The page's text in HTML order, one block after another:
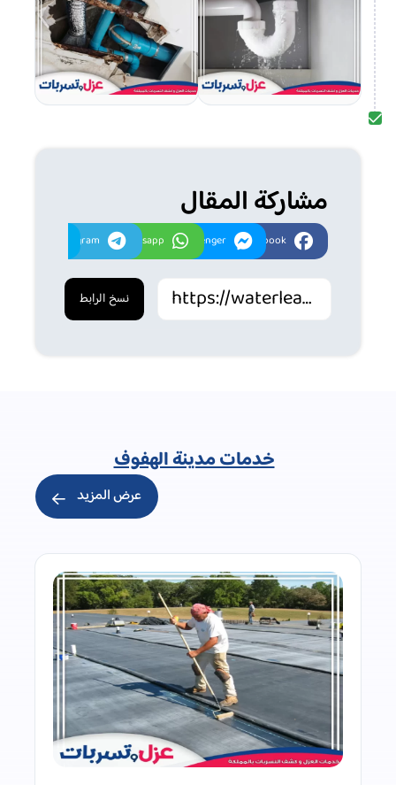
مشاركة المقال
Facebook
Messenger
Whatsapp
Telegram
نسخ الرابط
خدمات مدينة الهفوف
عرض المزيد